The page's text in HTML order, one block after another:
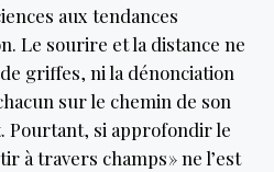
aux tendances
Le sourire et la distance ne
griffes, ni la dénonciation
sur le chemin de son
Pourtant, si approfondir le
à travers champs » ne l’est